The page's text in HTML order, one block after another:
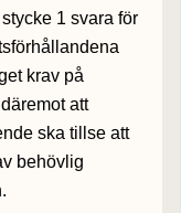
1 svara för
krav på
att
ska tillse att
behövlig